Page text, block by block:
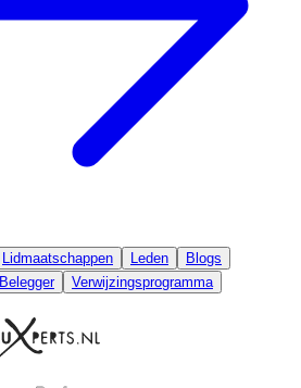
Lidmaatschappen Leden Blogs
Belegger
Verwijzingsprogramma